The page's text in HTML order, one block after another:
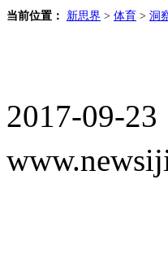
当前位置： 新思界 > 体育 > 洞
2017-09-